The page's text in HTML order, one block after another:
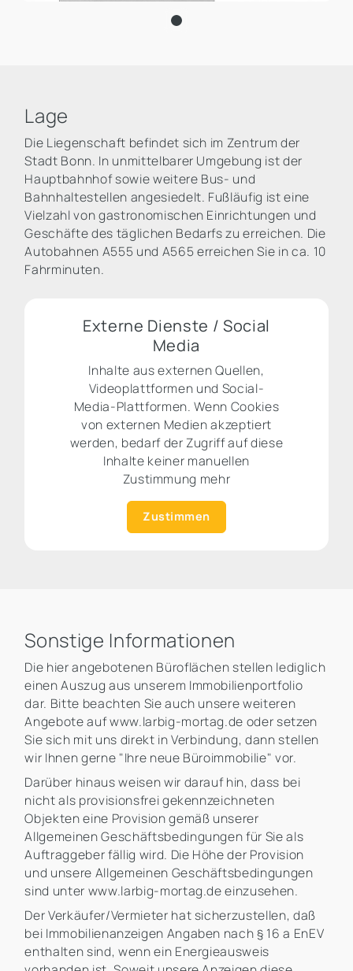
Lage
Die Liegenschaft befindet sich im Zentrum der
Stadt Bonn. In unmittelbarer Umgebung ist der
Hauptbahnhof sowie weitere Bus- und
Bahnhaltestellen angesiedelt. Fußläufig ist eine
Vielzahl von gastronomischen Einrichtungen und
Geschäfte des täglichen Bedarfs zu erreichen. Die
Autobahnen A555 und A565 erreichen Sie in ca. 10
Fahrminuten.
Externe Dienste / Social
Media
Inhalte aus externen Quellen,
Videoplattformen und Social-
Media-Plattformen. Wenn Cookies
von externen Medien akzeptiert
werden, bedarf der Zugriff auf diese
Inhalte keiner manuellen
Zustimmung mehr
Zustimmen
Sonstige Informationen
Die hier angebotenen Büroflächen stellen lediglich
einen Auszug aus unserem Immobilienportfolio
dar. Bitte beachten Sie auch unsere weiteren
Angebote auf www.larbig-mortag.de oder setzen
Sie sich mit uns direkt in Verbindung, dann stellen
wir Ihnen gerne "Ihre neue Büroimmobilie" vor.
Darüber hinaus weisen wir darauf hin, dass bei
nicht als provisionsfrei gekennzeichneten
Objekten eine Provision gemäß unserer
Allgemeinen Geschäftsbedingungen für Sie als
Auftraggeber fällig wird. Die Höhe der Provision
und unsere Allgemeinen Geschäftsbedingungen
sind unter www.larbig-mortag.de einzusehen.
Der Verkäufer/Vermieter hat sicherzustellen, daß
bei Immobilienanzeigen Angaben nach § 16 a EnEV
enthalten sind, wenn ein Energieausweis